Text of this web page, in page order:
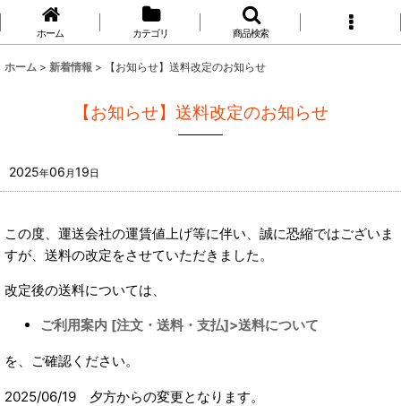
ホーム カテゴリ 商品検索
ホーム > 新着情報 > 【お知らせ】送料改定のお知らせ
【お知らせ】送料改定のお知らせ
2025年06 月19日
この度、運送会社の運賃値上げ等に伴い、誠に恐縮ではございま
すが、送料の改定をさせていただきました。
改定後の送料については、
ご利用案内 [注文・送料・支払]>送料について
を、ご確認ください。
2025/06/19 夕方からの変更となります。